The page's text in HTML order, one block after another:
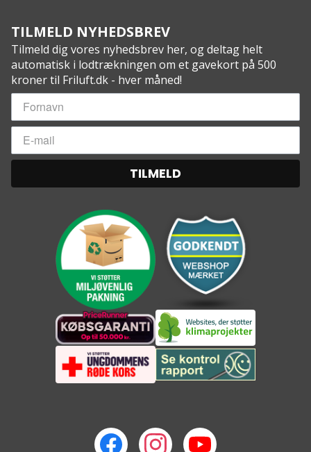
TILMELD NYHEDSBREV
Tilmeld dig vores nyhedsbrev her, og deltag helt
automatisk i lodtrækningen om et gavekort på 500
kroner til Friluft.dk - hver måned!
TILMELD